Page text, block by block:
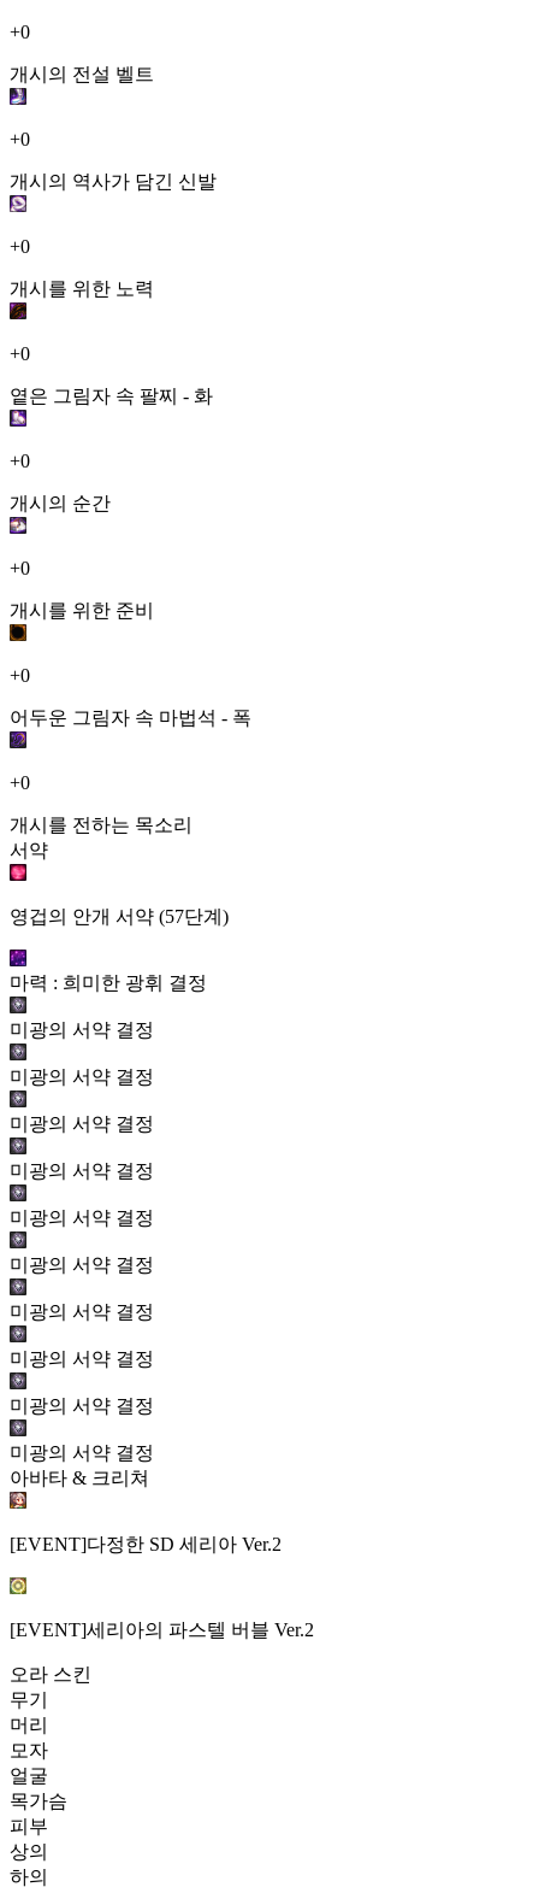
+0
개시의 전설 벨트
+0
개시의 역사가 담긴 신발
+0
개시를 위한 노력
+0
옅은 그림자 속 팔찌 - 화
+0
개시의 순간
+0
개시를 위한 준비
+0
어두운 그림자 속 마법석 - 폭
+0
개시를 전하는 목소리
서약
영겁의 안개 서약 (57단계)
마력 : 희미한 광휘 결정
미광의 서약 결정
미광의 서약 결정
미광의 서약 결정
미광의 서약 결정
미광의 서약 결정
미광의 서약 결정
미광의 서약 결정
미광의 서약 결정
미광의 서약 결정
미광의 서약 결정
아바타 & 크리쳐
[EVENT]다정한 SD 세리아 Ver.2
[EVENT]세리아의 파스텔 버블 Ver.2
오라 스킨
무기
머리
모자
얼굴
목가슴
피부
상의
하의